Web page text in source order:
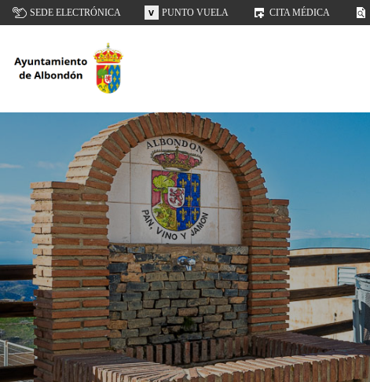
SEDE ELECTRÓNICA PUNTO VUELA CITA MÉDICA